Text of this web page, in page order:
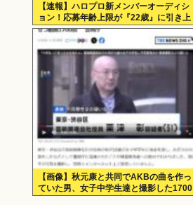
【速報】ハロプロ新メンバーオーディシ
ョン！応募年齢上限が『22歳』に引き上
げられる
【画像】秋元康と共同でAKBの曲を作っ
ていた男、女子中学生達と撮影した1700
点のAVをネットで販売していたwww